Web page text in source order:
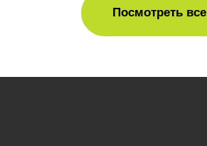
Посмотреть все